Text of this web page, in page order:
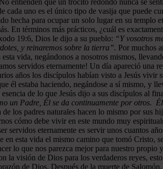
cada uno es el único tipo de vasija que puede
hecha para ocupar un solo lugar en su templo
En términos más prácticos, ¿cuál es
19:6, Dios le dijo a su pueblo: “Y vosotros
y reinaremos sobre la tierra”. Por muchos
vida, negándonos a nosotros mismos,
servidos eternamente! Un día apareció
años los discípulos habían visto a Jesús
él estaba haciendo, negándose a sí mismo, y
de lo que Jesús dijo a sus discípulos al
un Padre, Él se da continuamente por otros.
los padres naturales hacen lo mismo por sus
cómo debe vivir en este mundo muy
servidos eternamente es servir unos cuantos
en esta vida el mismo camino que tomó
lo que nos parezca mejor para nuestro
la visión de Dios para los verdaderos reyes,
de Dios. Después de la muerte de